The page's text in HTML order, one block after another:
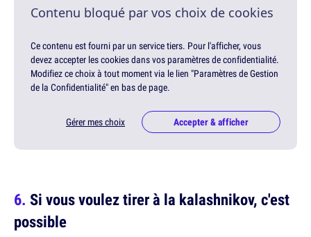
Contenu bloqué par vos choix de cookies
Ce contenu est fourni par un service tiers. Pour l'afficher, vous
devez accepter les cookies dans vos paramètres de confidentialité.
Modifiez ce choix à tout moment via le lien "Paramètres de Gestion
de la Confidentialité" en bas de page.
Gérer mes choix Accepter & afficher
Si vous voulez tirer à la kalashnikov, c'est
possible